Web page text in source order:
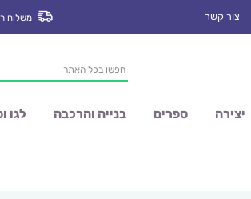
צור קשר משלוח רק 16 ₪. הזמנות מעל 250 ₪ משלוח
Products
search
יצירה ספרים בנייה והרכבה לגו